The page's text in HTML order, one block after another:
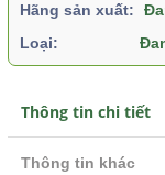
Hãng sản xuất:
Loại:
Thông tin chi tiết
Thông tin khác